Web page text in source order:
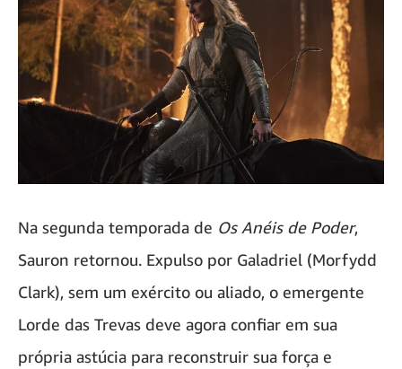
Na segunda temporada de Os Anéis de Poder,
Sauron retornou. Expulso por Galadriel (Morfydd
Clark), sem um exército ou aliado, o emergente
Lorde das Trevas deve agora confiar em sua
própria astúcia para reconstruir sua força e